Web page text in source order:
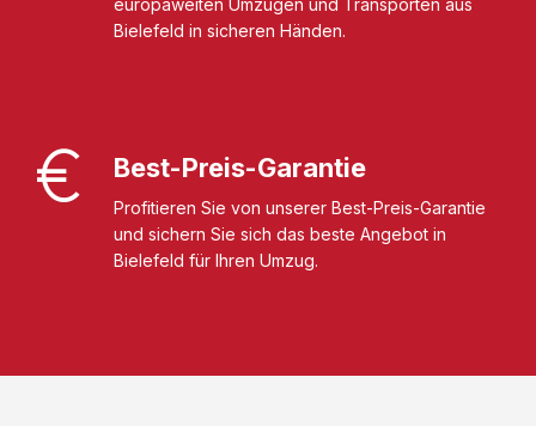
europaweiten Umzügen und Transporten aus
Bielefeld in sicheren Händen.
Best-Preis-Garantie
Profitieren Sie von unserer Best-Preis-Garantie
und sichern Sie sich das beste Angebot in
Bielefeld für Ihren Umzug.